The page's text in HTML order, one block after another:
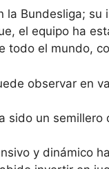
la Bundesliga;
el equipo ha
el mundo,
observar en
sido un
y dinámico